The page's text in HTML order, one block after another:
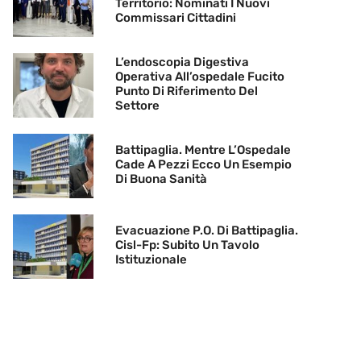
Territorio: Nominati I Nuovi
Commissari Cittadini
L’endoscopia Digestiva
Operativa All’ospedale Fucito
Punto Di Riferimento Del
Settore
Battipaglia. Mentre L’Ospedale
Cade A Pezzi Ecco Un Esempio
Di Buona Sanità
Evacuazione P.O. Di Battipaglia.
Cisl-Fp: Subito Un Tavolo
Istituzionale